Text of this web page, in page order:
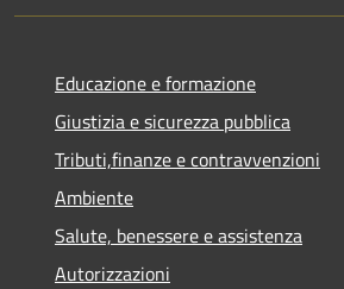
Educazione e formazione
Giustizia e sicurezza pubblica
Tributi,finanze e contravvenzioni
Ambiente
Salute, benessere e assistenza
Autorizzazioni